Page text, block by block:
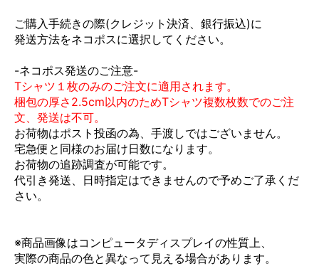
ご購入手続きの際(クレジット決済、銀行振込)に
発送方法をネコポスに選択してください。
-ネコポス発送のご注意-
Tシャツ１枚のみのご注文に適用されます。
梱包の厚さ2.5cm以内のためTシャツ複数枚数でのご注
文、発送は不可。
お荷物はポスト投函の為、手渡しではございません。
宅急便と同様のお届け日数になります。
お荷物の追跡調査が可能です。
代引き発送、日時指定はできませんので予めご了承くだ
さい。
※商品画像はコンピュータディスプレイの性質上、
実際の商品の色と異なって見える場合があります。